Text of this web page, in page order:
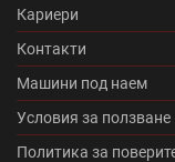
Протектор плюс
Румба (0)
Кариери
Контакти
Машини под наем
Условия за ползване
Политика за